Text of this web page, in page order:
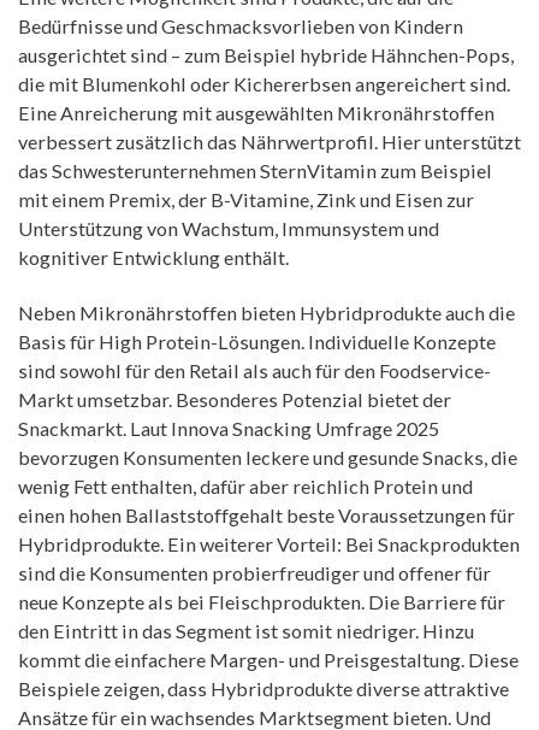
Bedürfnisse und Geschmacksvorlieben von Kindern
ausgerichtet sind – zum Beispiel hybride Hähnchen-Pops,
die mit Blumenkohl oder Kichererbsen angereichert sind.
Eine Anreicherung mit ausgewählten Mikronährstoffen
verbessert zusätzlich das Nährwertprofil. Hier unterstützt
das Schwesterunternehmen SternVitamin zum Beispiel
mit einem Premix, der B-Vitamine, Zink und Eisen zur
Unterstützung von Wachstum, Immunsystem und
kognitiver Entwicklung enthält.
Neben Mikronährstoffen bieten Hybridprodukte auch die
Basis für High Protein-Lösungen. Individuelle Konzepte
sind sowohl für den Retail als auch für den Foodservice-
Markt umsetzbar. Besonderes Potenzial bietet der
Snackmarkt. Laut Innova Snacking Umfrage 2025
bevorzugen Konsumenten leckere und gesunde Snacks, die
wenig Fett enthalten, dafür aber reichlich Protein und
einen hohen Ballaststoffgehalt beste Voraussetzungen für
Hybridprodukte. Ein weiterer Vorteil: Bei Snackprodukten
sind die Konsumenten probierfreudiger und offener für
neue Konzepte als bei Fleischprodukten. Die Barriere für
den Eintritt in das Segment ist somit niedriger. Hinzu
kommt die einfachere Margen- und Preisgestaltung. Diese
Beispiele zeigen, dass Hybridprodukte diverse attraktive
Ansätze für ein wachsendes Marktsegment bieten. Und